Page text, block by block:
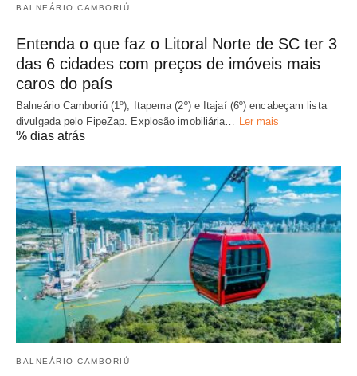
BALNEÁRIO CAMBORIÚ
Entenda o que faz o Litoral Norte de SC ter 3
das 6 cidades com preços de imóveis mais
caros do país
Balneário Camboriú (1º), Itapema (2º) e Itajaí (6º) encabeçam lista
divulgada pelo FipeZap. Explosão imobiliária… Ler mais
% dias atrás
BALNEÁRIO CAMBORIÚ